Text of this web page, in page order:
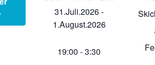
31.Juli.2026-
1.August.2026
19:00 -3:30